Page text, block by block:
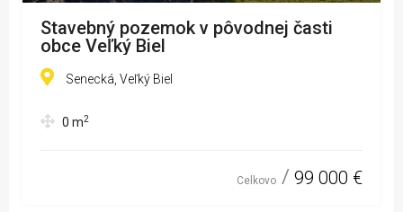
Stavebný pozemok v pôvodnej časti
obce Veľký Biel
Senecká, Veľký Biel
0 m2
Celkovo 99 000 €